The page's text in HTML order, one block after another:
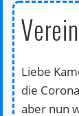
Liebe
die
aber nun